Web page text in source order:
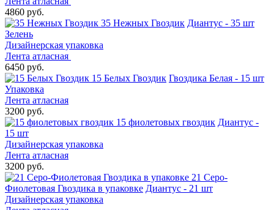
4860 руб.
35 Нежных Гвоздик Диантус - 35 шт
Зелень
Дизайнерская упаковка
Лента атласная
6450 руб.
15 Белых Гвоздик Гвоздика Белая - 15 шт
Упаковка
Лента атласная
3200 руб.
15 фиолетовых гвоздик Диантус -
15 шт
Дизайнерская упаковка
Лента атласная
3200 руб.
21 Серо-
Фиолетовая Гвоздика в упаковке Диантус - 21 шт
Дизайнерская упаковка